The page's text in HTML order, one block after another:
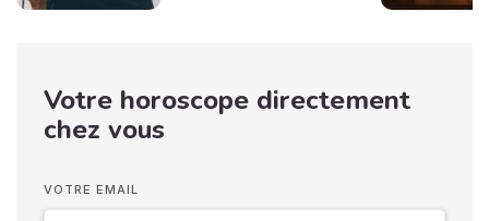
langage corporel, vous
pouvez déchiffrer ses
Votre horoscope directement
chez vous
VOTRE EMAIL